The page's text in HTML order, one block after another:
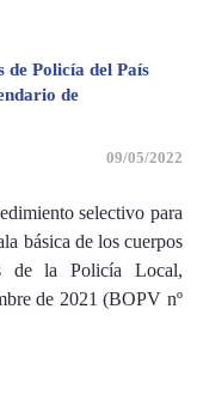
de Policía del País
de
09/05/2022
selectivo para
básica de los cuerpos
de la Policía Local,
de 2021 (BOPV nº